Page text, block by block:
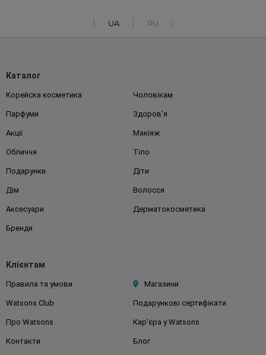
UA RU
Каталог
Корейска косметика Чоловікам
Парфуми Здоров'я
Акції Макіяж
Обличчя Тіло
Подарунки Діти
Дім Волосся
Аксесуари Дерматокосметика
Бренди
Клієнтам
Правила та умови Магазини
Watsons Club Подарункові сертифікати
Про Watsons Кар'єра у Watsons
Контакти Блог